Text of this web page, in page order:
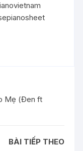
Mẹ (Đen ft
BÀI TIẾP THEO